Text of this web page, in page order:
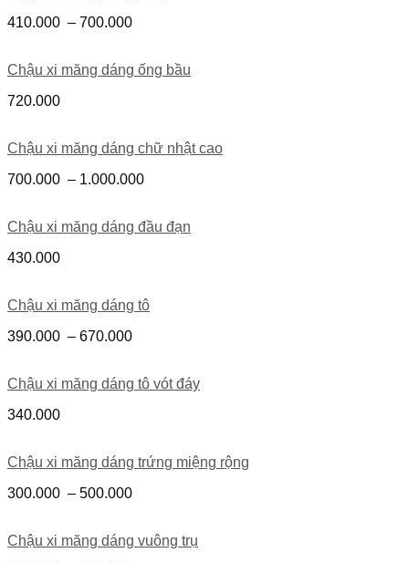
410.000 – 700.000
Chậu xi măng dáng ống bầu
720.000
Chậu xi măng dáng chữ nhật cao
700.000 – 1.000.000
Chậu xi măng dáng đầu đạn
430.000
Chậu xi măng dáng tô
390.000 – 670.000
Chậu xi măng dáng tô vót đáy
340.000
Chậu xi măng dáng trứng miệng rộng
300.000 – 500.000
Chậu xi măng dáng vuông trụ